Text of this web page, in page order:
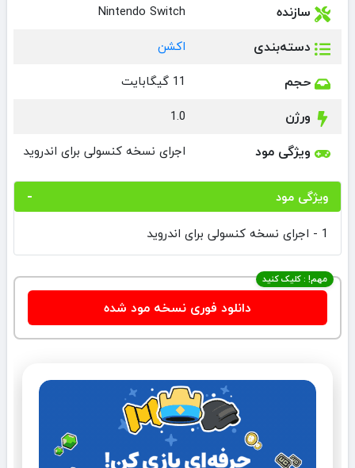
سازنده Nintendo Switch
دسته‌بندی اکشن
حجم 11 گیگابایت
ورژن 1.0
ویژگی مود اجرای نسخه کنسولی برای اندروید
ویژگی مود
1 - اجرای نسخه کنسولی برای اندروید
مهم! : کلیک کنید
دانلود فوری نسخه مود شده